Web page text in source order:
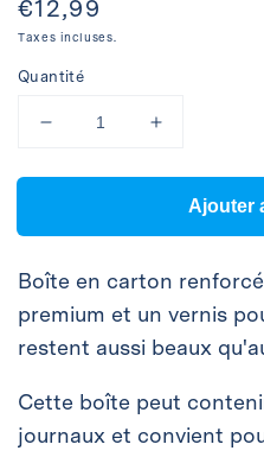
Prix
habituel
€12,99
Taxes incluses.
Quantité
Réduire
quantité
La
de
rangement
Augmenter
quantité
La
de
rangement
Ajouter
Boîte en carton
premium et un vernis
restent aussi beaux
Cette boîte peut
journaux et convient